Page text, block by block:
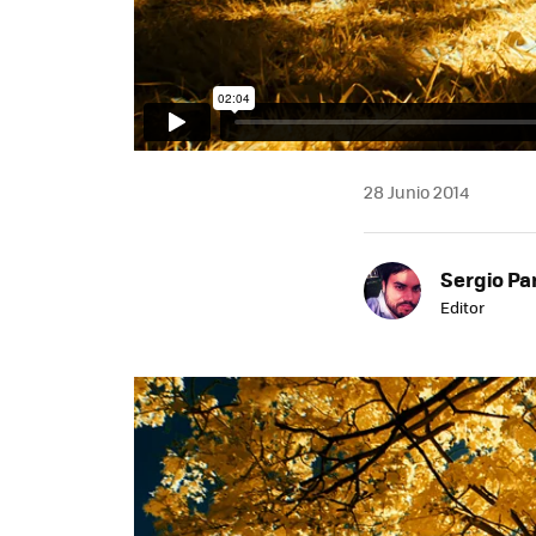
28 Junio 2014
Sergio
Editor